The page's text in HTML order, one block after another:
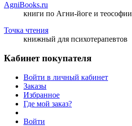
AgniBooks.ru
книги по Агни-йоге и теософии
Точка чтения
книжный для психотерапевтов
Кабинет покупателя
Войти в личный кабинет
Заказы
Избранное
Где мой заказ?
Войти